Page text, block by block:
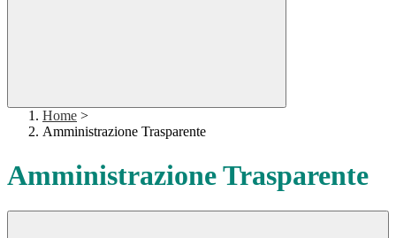
Home >
Amministrazione Trasparente
Amministrazione Trasparente